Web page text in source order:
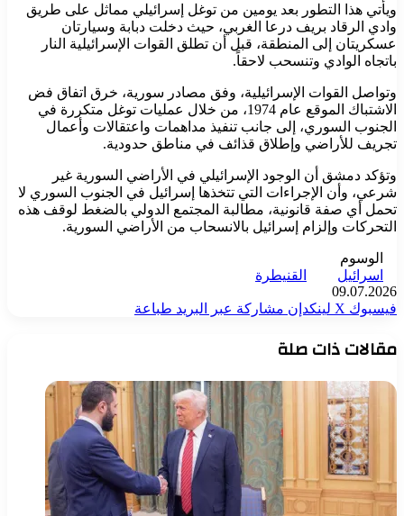
ويأتي هذا التطور بعد يومين من توغل إسرائيلي مماثل على طريق
وادي الرقاد بريف درعا الغربي، حيث دخلت دبابة وسيارتان
عسكريتان إلى المنطقة، قبل أن تطلق القوات الإسرائيلية النار
باتجاه الوادي وتنسحب لاحقاً.
وتواصل القوات الإسرائيلية، وفق مصادر سورية، خرق اتفاق فض
الاشتباك الموقع عام 1974، من خلال عمليات توغل متكررة في
الجنوب السوري، إلى جانب تنفيذ مداهمات واعتقالات وأعمال
تجريف للأراضي وإطلاق قذائف في مناطق حدودية.
وتؤكد دمشق أن الوجود الإسرائيلي في الأراضي السورية غير
شرعي، وأن الإجراءات التي تتخذها إسرائيل في الجنوب السوري لا
تحمل أي صفة قانونية، مطالبة المجتمع الدولي بالضغط لوقف هذه
التحركات وإلزام إسرائيل بالانسحاب من الأراضي السورية.
الوسوم
اسرائيل
القنيطرة
09.07.2026
فيسبوك ‫X لينكدإن مشاركة عبر البريد طباعة
مقالات ذات صلة